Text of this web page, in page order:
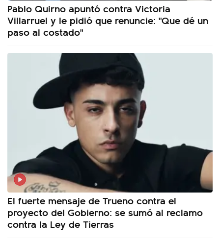
Pablo Quirno apuntó contra Victoria
Villarruel y le pidió que renuncie: "Que dé un
paso al costado"
El fuerte mensaje de Trueno contra el
proyecto del Gobierno: se sumó al reclamo
contra la Ley de Tierras